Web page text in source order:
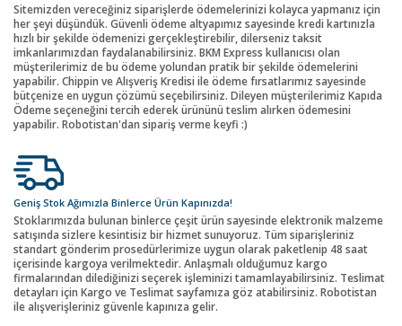
Sitemizden vereceğiniz siparişlerde ödemelerinizi kolayca yapmanız için
her şeyi düşündük. Güvenli ödeme altyapımız sayesinde kredi kartınızla
hızlı bir şekilde ödemenizi gerçekleştirebilir, dilerseniz taksit
imkanlarımızdan faydalanabilirsiniz. BKM Express kullanıcısı olan
müşterilerimiz de bu ödeme yolundan pratik bir şekilde ödemelerini
yapabilir. Chippin ve Alışveriş Kredisi ile ödeme fırsatlarımız sayesinde
bütçenize en uygun çözümü seçebilirsiniz. Dileyen müşterilerimiz Kapıda
Ödeme seçeneğini tercih ederek ürününü teslim alırken ödemesini
yapabilir. Robotistan'dan sipariş verme keyfi :)
Geniş Stok Ağımızla Binlerce Ürün Kapınızda!
Stoklarımızda bulunan binlerce çeşit ürün sayesinde elektronik malzeme
satışında sizlere kesintisiz bir hizmet sunuyoruz. Tüm siparişleriniz
standart gönderim prosedürlerimize uygun olarak paketlenip 48 saat
içerisinde kargoya verilmektedir. Anlaşmalı olduğumuz kargo
firmalarından dilediğinizi seçerek işleminizi tamamlayabilirsiniz. Teslimat
detayları için Kargo ve Teslimat sayfamıza göz atabilirsiniz. Robotistan
ile alışverişleriniz güvenle kapınıza gelir.